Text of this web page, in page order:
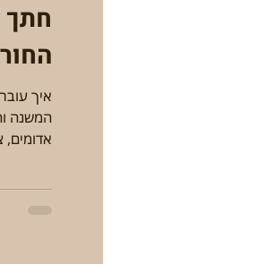
חתך
איך
המשנה
אדומים,